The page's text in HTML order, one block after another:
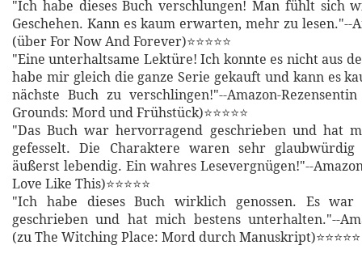
"Ich habe dieses Buch verschlungen! Man fühlt sich
Geschehen. Kann es kaum erwarten, mehr zu lesen."--
(über For Now And Forever)⭐⭐⭐⭐⭐
"Eine unterhaltsame Lektüre! Ich konnte es nicht aus
habe mir gleich die ganze Serie gekauft und kann es
nächste Buch zu verschlingen!"--Amazon-
Grounds: Mord und Frühstück)⭐⭐⭐⭐⭐
"Das Buch war hervorragend geschrieben und hat
gefesselt. Die Charaktere waren sehr
äußerst lebendig. Ein wahres Lesevergnügen!"--
Love Like This)⭐⭐⭐⭐⭐
"Ich habe dieses Buch wirklich genossen. Es war
geschrieben und hat mich bestens unterhalten."--
(zu The Witching Place: Mord durch Manuskript)⭐⭐⭐⭐⭐